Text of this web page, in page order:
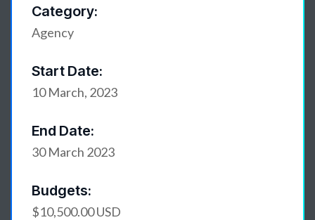
Category:
Agency
Start Date:
10 March, 2023
End Date:
30 March 2023
Budgets:
$10,500.00 USD